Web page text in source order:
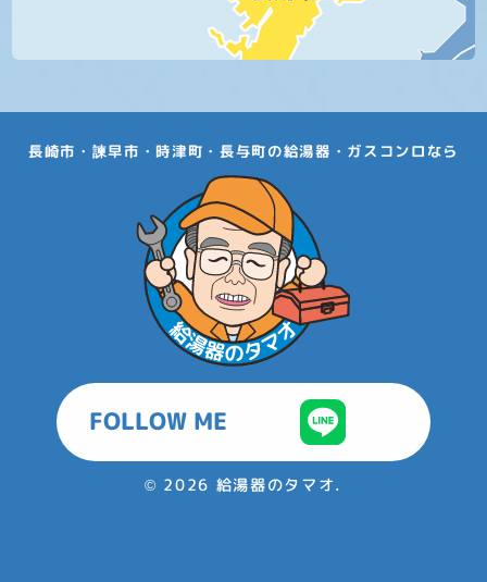
長崎市・諫早市・時津町・長与町の給湯器・ガスコンロなら
FOLLOW ME
© 2026 給湯器のタマオ.